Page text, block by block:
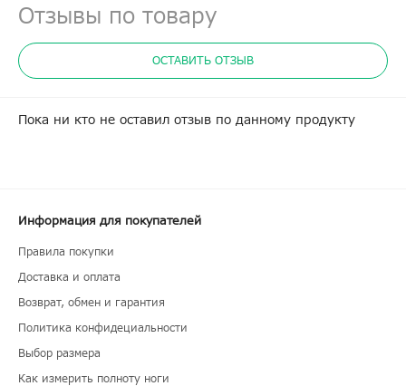
Отзывы по товару
ОСТАВИТЬ ОТЗЫВ
Пока ни кто не оставил отзыв по данному продукту
Информация для покупателей
Правила покупки
Доставка и оплата
Возврат, обмен и гарантия
Политика конфидециальности
Выбор размера
Как измерить полноту ноги